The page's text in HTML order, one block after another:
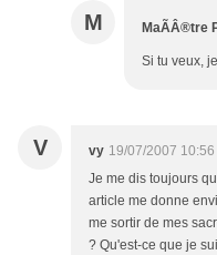
M MaÃÂ®tre
Si tu veux,
V vy 19/07/2007 10:56
Je me dis toujours
article me donne
me sortir de mes
? Qu'est-ce que je